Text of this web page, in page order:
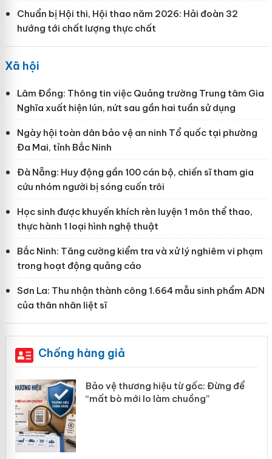
Chuẩn bị Hội thi, Hội thao năm 2026: Hải đoàn 32
hướng tới chất lượng thực chất
Xã hội
Lâm Đồng: Thông tin việc Quảng trường Trung tâm Gia
Nghĩa xuất hiện lún, nứt sau gần hai tuần sử dụng
Ngày hội toàn dân bảo vệ an ninh Tổ quốc tại phường
Đa Mai, tỉnh Bắc Ninh
Đà Nẵng: Huy động gần 100 cán bộ, chiến sĩ tham gia
cứu nhóm người bị sóng cuốn trôi
Học sinh được khuyến khích rèn luyện 1 môn thể thao,
thực hành 1 loại hình nghệ thuật
Bắc Ninh: Tăng cường kiểm tra và xử lý nghiêm vi phạm
trong hoạt động quảng cáo
Sơn La: Thu nhận thành công 1.664 mẫu sinh phẩm ADN
của thân nhân liệt sĩ
Chống hàng giả
Bảo vệ thương hiệu từ gốc: Đừng để
“mất bò mới lo làm chuồng”